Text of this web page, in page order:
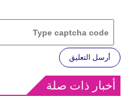
أرسل التعليق
أخبار ذات صلة